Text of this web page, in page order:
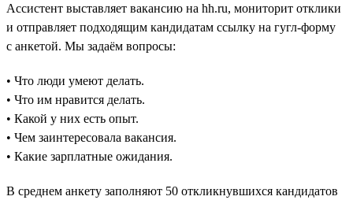
Ассистент выставляет вакансию на hh.ru, мониторит отклики
и отправляет подходящим кандидатам ссылку на гугл-форму
с анкетой. Мы задаём вопросы:
• Что люди умеют делать.
• Что им нравится делать.
• Какой у них есть опыт.
• Чем заинтересовала вакансия.
• Какие зарплатные ожидания.
В среднем анкету заполняют 50 откликнувшихся кандидатов